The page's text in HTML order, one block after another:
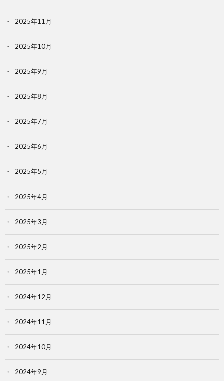
2025年11月
2025年10月
2025年9月
2025年8月
2025年7月
2025年6月
2025年5月
2025年4月
2025年3月
2025年2月
2025年1月
2024年12月
2024年11月
2024年10月
2024年9月